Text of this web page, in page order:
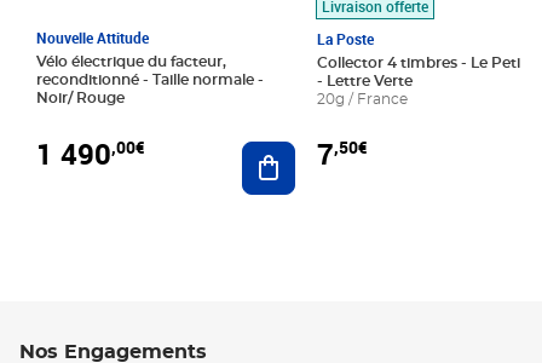
Nouvelle Attitude
Vélo électrique du facteur,
reconditionné - Taille normale -
Noir/ Rouge
1 490,00€ Ajouter au panier
Livraison offerte
La Poste
Collector 4 timbres - Le Petit
- Lettre Verte
20g / France
7,50€
Nos Engagements